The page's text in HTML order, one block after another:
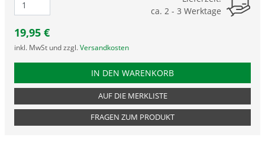
ca. 2 - 3 Werktage
19,95 €
inkl. MwSt und zzgl. Versandkosten
PRODUKTNUMMER MYC
IN DEN WARENKORB
AUF DIE MERKLISTE
FRAGEN ZUM PRODUKT